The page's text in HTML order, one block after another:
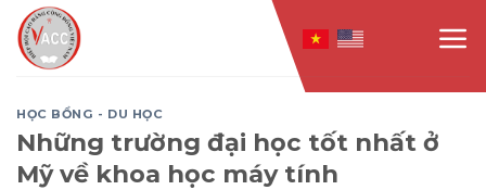
Skip
to
content
HỌC BỔNG - DU HỌC
Những trường đại học tốt nhất ở
Mỹ về khoa học máy tính